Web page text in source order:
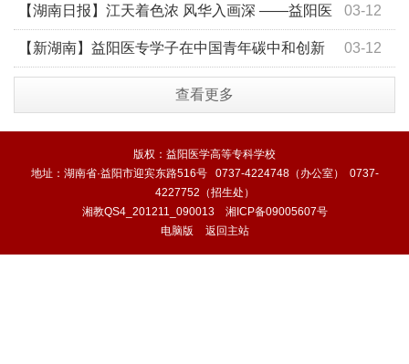
03-12
【湖南日报】江天着色浓 风华入画深 ——益阳医
专“双高建设”图景扫描 03-12
【新湖南】益阳医专学子在中国青年碳中和创新
查看更多
版权：益阳医学高等专科学校
地址：湖南省·益阳市迎宾东路516号 0737-4224748（办公室） 0737-
4227752（招生处）
湘教QS4_201211_090013 湘ICP备09005607号
电脑版
返回主站